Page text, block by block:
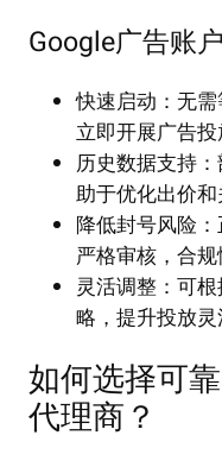
Google广告账
快速启动：无
立即开展广告投
历史数据支持
助于优化出价和
降低封号风险
严格审核，合规
灵活调整：可
略，提升投放灵
如何选择可
代理商？